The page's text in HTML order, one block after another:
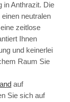
in Anthrazit. Die
neutralen
zeitlose
Ihnen
und keinerlei
Raum Sie
auf
Sie sich auf